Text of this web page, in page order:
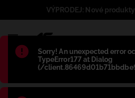
Błąd:
Sorry! An unexpected error
TypeError177 at Dialog
(/
VÝPRODEJ: Nové